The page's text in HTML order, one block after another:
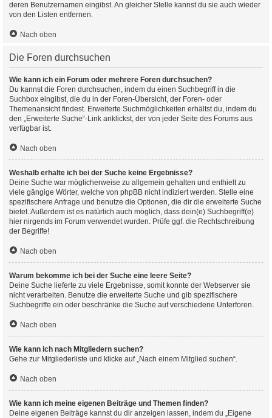
deren Benutzernamen eingibst. An gleicher Stelle kannst du sie auch wieder
von den Listen entfernen.
Nach oben
Die Foren durchsuchen
Wie kann ich ein Forum oder mehrere Foren durchsuchen?
Du kannst die Foren durchsuchen, indem du einen Suchbegriff in die
Suchbox eingibst, die du in der Foren-Übersicht, der Foren- oder
Themenansicht findest. Erweiterte Suchmöglichkeiten erhältst du, indem du
den „Erweiterte Suche“-Link anklickst, der von jeder Seite des Forums aus
verfügbar ist.
Nach oben
Weshalb erhalte ich bei der Suche keine Ergebnisse?
Deine Suche war möglicherweise zu allgemein gehalten und enthielt zu
viele gängige Wörter, welche von phpBB nicht indiziert werden. Stelle eine
spezifischere Anfrage und benutze die Optionen, die dir die erweiterte Suche
bietet. Außerdem ist es natürlich auch möglich, dass dein(e) Suchbegriff(e)
hier nirgends im Forum verwendet wurden. Prüfe ggf. die Rechtschreibung
der Begriffe!
Nach oben
Warum bekomme ich bei der Suche eine leere Seite?
Deine Suche lieferte zu viele Ergebnisse, somit konnte der Webserver sie
nicht verarbeiten. Benutze die erweiterte Suche und gib spezifischere
Suchbegriffe ein oder beschränke die Suche auf verschiedene Unterforen.
Nach oben
Wie kann ich nach Mitgliedern suchen?
Gehe zur Mitgliederliste und klicke auf „Nach einem Mitglied suchen“.
Nach oben
Wie kann ich meine eigenen Beiträge und Themen finden?
Deine eigenen Beiträge kannst du dir anzeigen lassen, indem du „Eigene